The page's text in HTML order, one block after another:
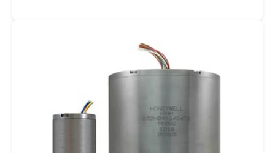
비접촉식 설계로 기계적 고장 메커니즘을 제거
하고 마모를 줄이며 신뢰성과 내구성을 향상하
고 가동 중지 시간을 최소화합니다.